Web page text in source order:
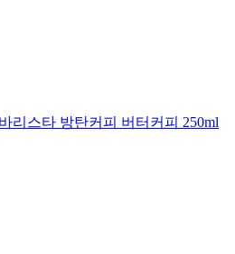
리스타 방탄커피 버터커피 250ml